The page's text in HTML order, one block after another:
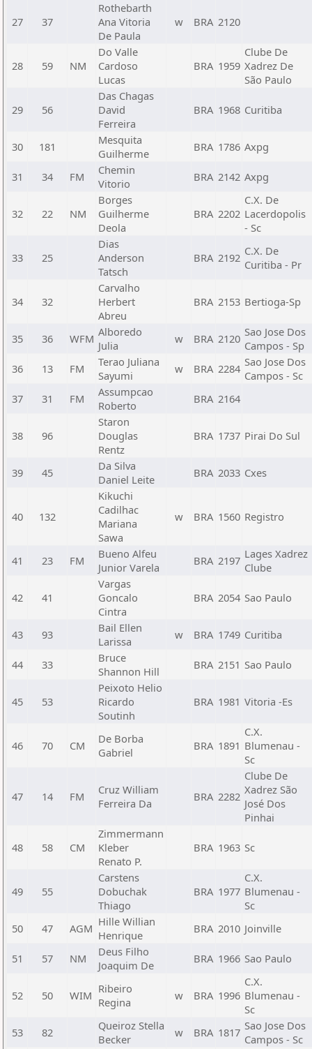
27 37
Rothebarth
Ana Vitoria
De Paula
w BRA 2120
28 59 NM
Do Valle
Cardoso
Lucas
BRA 1959
Clube De
Xadrez De
São Paulo
29 56
Das Chagas
David
Ferreira
BRA 1968 Curitiba
30 181
Mesquita
Guilherme
BRA 1786 Axpg
31 34 FM
Chemin
Vitorio
BRA 2142 Axpg
32 22 NM
Borges
Guilherme
Deola
BRA 2202
C.X. De
Lacerdopolis
- Sc
33 25
Dias
Anderson
Tatsch
BRA 2192 C.X. De
Curitiba - Pr
34 32
Carvalho
Herbert
Abreu
BRA 2153 Bertioga-Sp
35 36 WFM Alboredo
Julia
w BRA 2120 Sao Jose Dos
Campos - Sp
36
13 FM
Terao Juliana
Sayumi
w BRA 2284 Sao Jose Dos
Campos - Sc
37
31 FM
Assumpcao
Roberto
BRA 2164
38 96
Staron
Douglas
Rentz
BRA 1737 Pirai Do Sul
39 45
Da Silva
Daniel Leite
BRA 2033 Cxes
40 132
Kikuchi
Cadilhac
Mariana
Sawa
w BRA 1560 Registro
41 23 FM
Bueno Alfeu
Junior Varela
BRA 2197 Lages Xadrez
Clube
42 41
Vargas
Goncalo
Cintra
BRA 2054 Sao Paulo
43 93
Bail Ellen
Larissa
w BRA 1749 Curitiba
44 33
Bruce
Shannon Hill
BRA 2151 Sao Paulo
45 53
Peixoto Helio
Ricardo
Soutinh
BRA 1981 Vitoria -Es
46 70 CM
De Borba
Gabriel
BRA 1891
C.X.
Blumenau -
Sc
47 14 FM
Cruz William
Ferreira Da
BRA 2282
Clube De
Xadrez São
José Dos
Pinhai
48 58 CM
Zimmermann
Kleber
Renato P.
BRA 1963 Sc
49 55
Carstens
Dobuchak
Thiago
BRA 1977
C.X.
Blumenau -
Sc
50
47 AGM Hille Willian
Henrique
BRA 2010 Joinville
51 57 NM
Deus Filho
Joaquim De
BRA 1966 Sao Paulo
52 50 WIM Ribeiro
Regina
w BRA 1996
C.X.
Blumenau -
Sc
53
82
Queiroz Stella
Becker
w BRA 1817 Sao Jose Dos
Campos - Sc